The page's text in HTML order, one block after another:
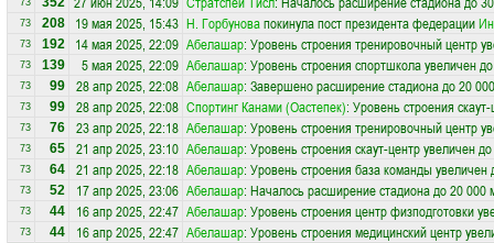
73
73 208 19 мая 2025, 15:43 Н. Горбуновапокинула пост президента федерации
73 192 14 мая 2025, 22:09 Абелашар: Уровень строения тренировочный центр
73 139 5 мая 2025, 22:09 Абелашар: Уровень строения спортшкола увеличен
73 99 28 апр 2025, 22:08 Абелашар: Завершено расширение стадиона до 20
73 99 28 апр 2025, 22:08 Спортинг Канами (Оастепек): Уровень строения
73 76 23 апр 2025, 22:18 Абелашар: Уровень строения тренировочный центр
73 65 21 апр 2025, 23:10 Абелашар: Уровень строения скаут-центр увеличен
73 64 21 апр 2025, 22:18 Абелашар: Уровень строения база команды увеличен
73 52 17 апр 2025, 23:06 Абелашар: Началось расширение стадиона до 20 000
73 44 16 апр 2025, 22:47 Абелашар: Уровень строения центр физподготовки
73 44 16 апр 2025, 22:47 Абелашар: Уровень строения медицинский центр